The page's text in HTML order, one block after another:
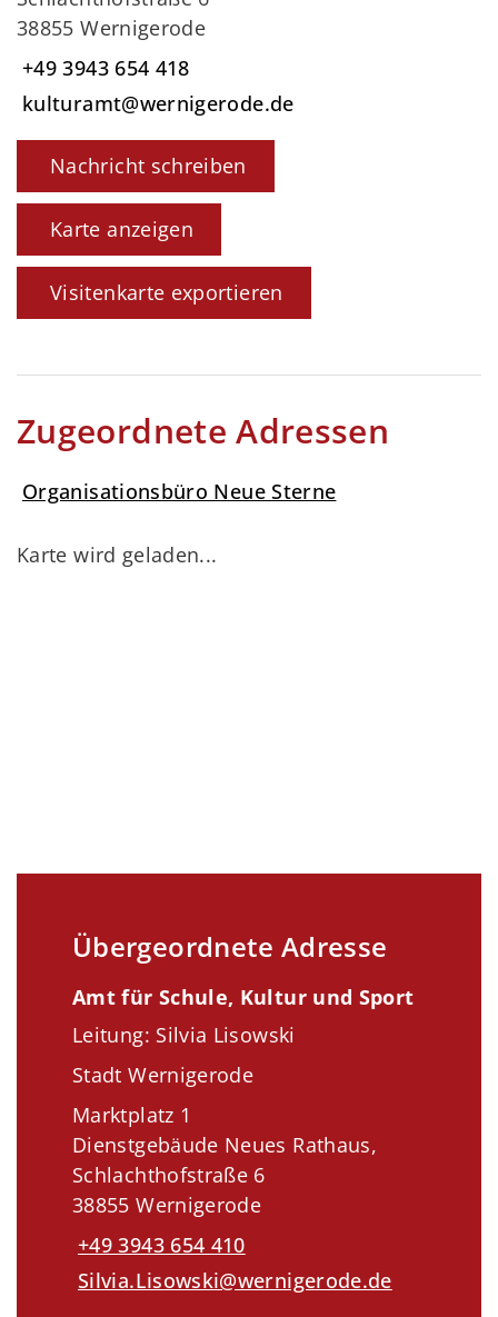
38855 Wernigerode
+49 3943 654 418
kulturamt@wernigerode.de
Nachricht schreiben
Karte anzeigen
Visitenkarte exportieren
Zugeordnete Adressen
Organisationsbüro Neue Sterne
Karte wird geladen...
Übergeordnete Adresse
Amt für Schule, Kultur und Sport
Leitung: Silvia Lisowski
Stadt Wernigerode
Marktplatz 1
Dienstgebäude Neues Rathaus,
Schlachthofstraße 6
38855 Wernigerode
+49 3943 654 410
Silvia.Lisowski@wernigerode.de